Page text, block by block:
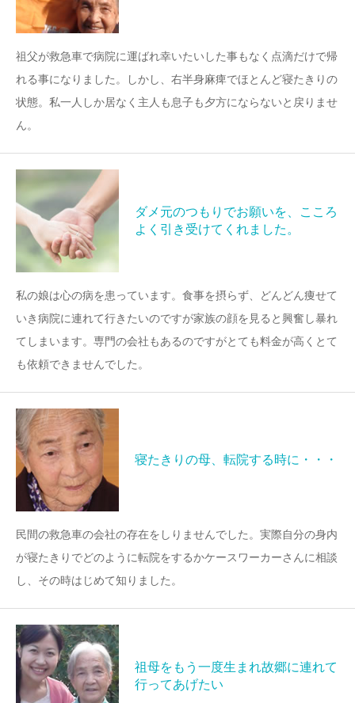
祖父が救急車で病院に運ばれ幸いたいした事もなく点滴だけで帰
れる事になりました。しかし、右半身麻痺でほとんど寝たきりの
状態。私一人しか居なく主人も息子も夕方にならないと戻りませ
ん。
ダメ元のつもりでお願いを、こころ
よく引き受けてくれました。
私の娘は心の病を患っています。食事を摂らず、どんどん痩せて
いき病院に連れて行きたいのですが家族の顔を見ると興奮し暴れ
てしまいます。専門の会社もあるのですがとても料金が高くとて
も依頼できませんでした。
寝たきりの母、転院する時に・・・
民間の救急車の会社の存在をしりませんでした。実際自分の身内
が寝たきりでどのように転院をするかケースワーカーさんに相談
し、その時はじめて知りました。
祖母をもう一度生まれ故郷に連れて
行ってあげたい